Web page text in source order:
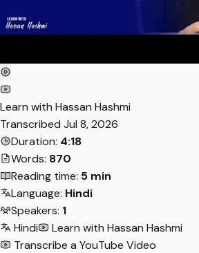
Learn with Hassan Hashmi
Transcribed Jul 8, 2026
Duration: 4:18
Words: 870
Reading time: 5 min
Language: Hindi
Speakers: 1
Hindi
Learn with Hassan Hashmi
Transcribe a YouTube Video